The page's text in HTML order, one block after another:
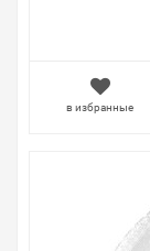
данном
является
оформлении
Цена на
4000К
в избранные